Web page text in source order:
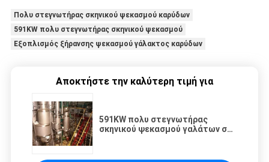
Πολυ στεγνωτήρας σκηνικού ψεκασμού καρύδων
591KW πολυ στεγνωτήρας σκηνικού ψεκασμού
Εξοπλισμός ξήρανσης ψεκασμού γάλακτος καρύδων
Αποκτήστε την καλύτερη τιμή για
591KW πολυ στεγνωτήρας
σκηνικού ψεκασμού γαλάτων σε